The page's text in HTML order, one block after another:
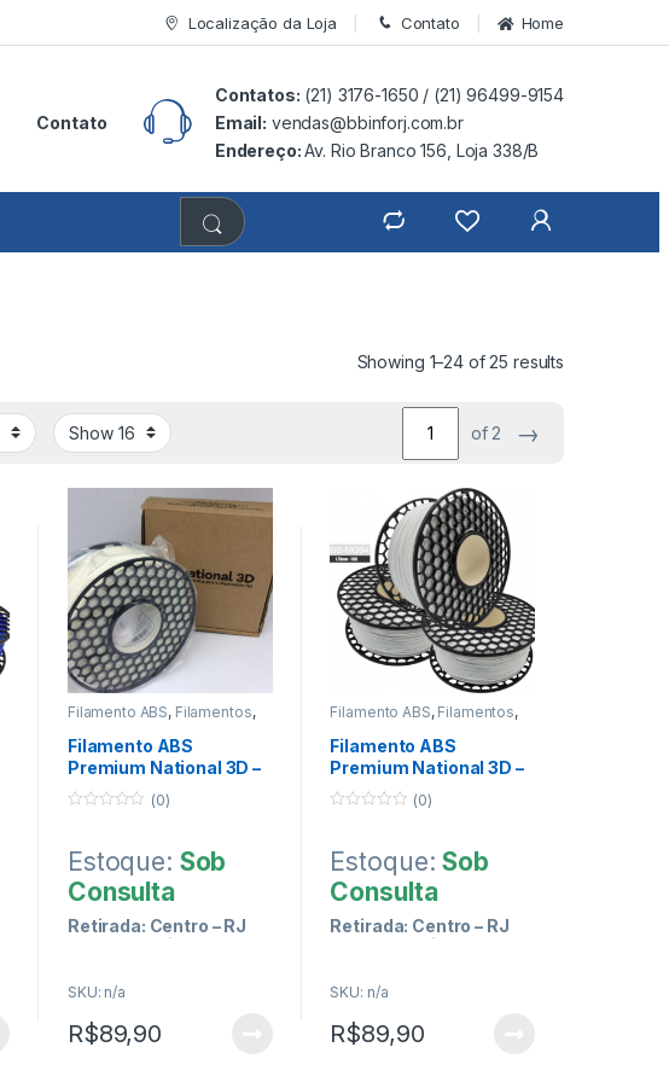
Localização da Loja Contato Home
Contato
Contatos: (21) 3176-1650 / (21) 96499-9154
Email: vendas@bbinforj.com.br
Endereço:Av. Rio Branco 156, Loja 338/B
Showing 1–24 of 25 results
of 2 →
Filamento ABS, Filamentos,
Filamento ABS
Premium National 3D –
Branco
u
f
(0)
Estoque: Sob
Consulta
Retirada: Centro – RJ
(Lgo. da Carioca)
Formas de
SKU: n/a
R$89,90
Filamento ABS, Filamentos,
Filamento ABS
Premium National 3D –
Branco Azulado
u
f
(0)
Estoque:Sob
Consulta
Retirada: Centro – RJ
(Lgo. da Carioca)
Formas de
SKU: n/a
R$89,90